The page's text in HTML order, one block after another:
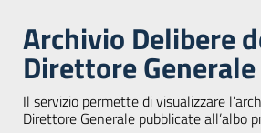
Archivio Delibere
Direttore Generale
Il servizio permette di visualizzare
Direttore Generale pubblicate all’albo